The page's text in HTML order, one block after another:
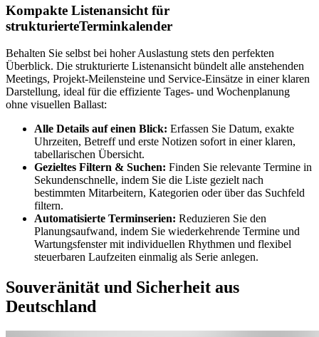
Kompakte Listenansicht für
strukturierteTerminkalender
Behalten Sie selbst bei hoher Auslastung stets den perfekten
Überblick. Die strukturierte Listenansicht bündelt alle anstehenden
Meetings, Projekt-Meilensteine und Service-Einsätze in einer klaren
Darstellung, ideal für die effiziente Tages- und Wochenplanung
ohne visuellen Ballast:
Alle Details auf einen Blick: Erfassen Sie Datum, exakte
Uhrzeiten, Betreff und erste Notizen sofort in einer klaren,
tabellarischen Übersicht.
Gezieltes Filtern & Suchen: Finden Sie relevante Termine in
Sekundenschnelle, indem Sie die Liste gezielt nach
bestimmten Mitarbeitern, Kategorien oder über das Suchfeld
filtern.
Automatisierte Terminserien: Reduzieren Sie den
Planungsaufwand, indem Sie wiederkehrende Termine und
Wartungsfenster mit individuellen Rhythmen und flexibel
steuerbaren Laufzeiten einmalig als Serie anlegen.
Souveränität und Sicherheit aus
Deutschland